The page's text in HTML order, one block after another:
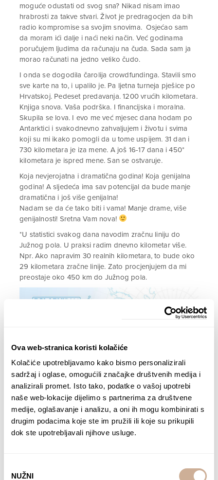
Ova web-stranica koristi kolačiće
Kolačiće upotrebljavamo kako bismo personalizirali
sadržaj i oglase, omogućili značajke društvenih medija i
analizirali promet. Isto tako, podatke o vašoj upotrebi
naše web-lokacije dijelimo s partnerima za društvene
medije, oglašavanje i analizu, a oni ih mogu kombinirati s
drugim podacima koje ste im pružili ili koje su prikupili
dok ste upotrebljavali njihove usluge.
pristanka
NUŽNI
moguće odustati od svog sna? Nikad nisam imao
hrabrosti za takve stvari. Život je predragocjen da bih
radio kompromise sa svojim snovima. Osjećao sam
da moram ići dalje i naći neki način. Već godinama
poručujem ljudima da računaju na čuda. Sada sam ja
morao računati na jedno veliko čudo.
I onda se dogodila čarolija crowdfundinga. Stavili smo
sve karte na to, i upalilo je. Pa ljetna turneja pješice po
Hrvatskoj. Pedeset predavanja. 1200 vrućih kilometara.
Knjiga snova. Vaša podrška. I financijska i moralna.
Skupila se lova. I evo me već mjesec dana hodam po
Antarktici i svakodnevno zahvaljujem i životu i svima
koji su mi ikako pomogli da u tome uspijem. 31 dan i
730 kilometara je iza mene. A još 16-17 dana i 450*
kilometara je ispred mene. San se ostvaruje.
Koja nevjerojatna i dramatična godina! Koja genijalna
godina! A sljedeća ima sav potencijal da bude manje
dramatična i još više genijalna!
Nadam se da će tako biti i vama! Manje drame, više
genijalnosti! Sretna Vam nova!
*U statistici svakog dana navodim zračnu liniju do
Južnog pola. U praksi radim dnevno kilometar više.
Npr. Ako napravim 30 realnih kilometara, to bude oko
29 kilometara zračne linije. Zato procjenjujem da mi
preostaje oko 450 km do Južnog pola.